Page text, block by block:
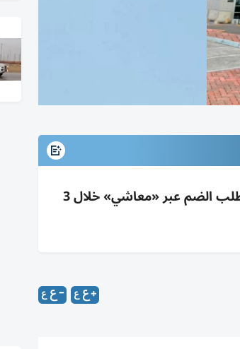
«المعاشات» تحدد شروط «شورك»: عدم صرف المكافأة، الالتحاق خلال 6 أشهر، طلب الضم عبر «معاشي» خلال 3